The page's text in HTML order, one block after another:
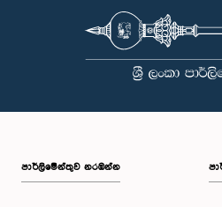
පාර්ලි‌මේන්තුව නරඹන්න